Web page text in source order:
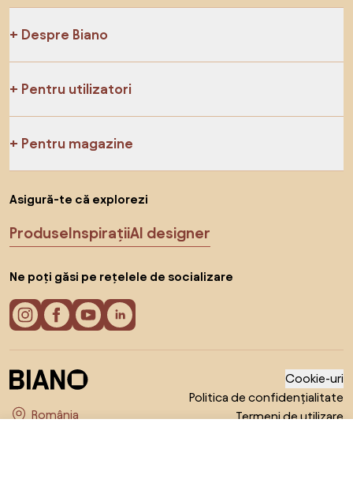
Despre Biano
Pentru utilizatori
Pentru magazine
Asigură-te că explorezi
ProduseInspirațiiAI designer
Ne poți găsi pe rețelele de socializare
Alege țara
Cookie-uri
Politica de confidențialitate
Termeni de utilizare